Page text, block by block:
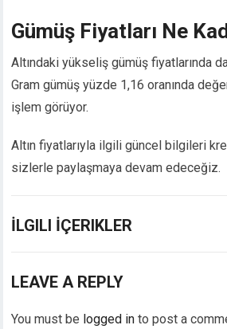
Gümüş Fiyatları Ne
Altındaki yükseliş gümüş fiyatlarında
Gram gümüş yüzde 1,16 oranında
işlem görüyor.
Altın fiyatlarıyla ilgili güncel bilgileri
sizlerle paylaşmaya devam edeceğiz.
İLGILI İÇERIKLER
LEAVE A REPLY
You must be logged in to post a